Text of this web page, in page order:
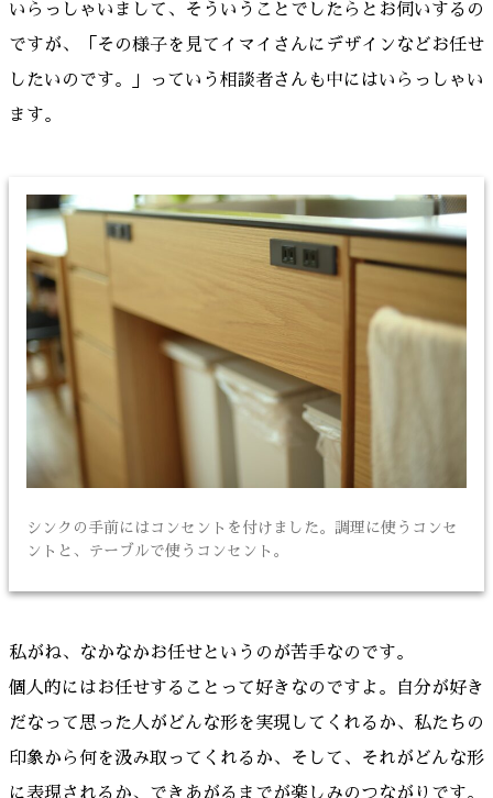
いらっしゃいまして、そういうことでしたらとお伺いするの
ですが、「その様子を見てイマイさんにデザインなどお任せ
したいのです。」っていう相談者さんも中にはいらっしゃい
ます。
シンクの手前にはコンセントを付けました。調理に使うコンセ
ントと、テーブルで使うコンセント。
私がね、なかなかお任せというのが苦手なのです。
個人的にはお任せすることって好きなのですよ。自分が好き
だなって思った人がどんな形を実現してくれるか、私たちの
印象から何を汲み取ってくれるか、そして、それがどんな形
に表現されるか、できあがるまでが楽しみのつながりです。